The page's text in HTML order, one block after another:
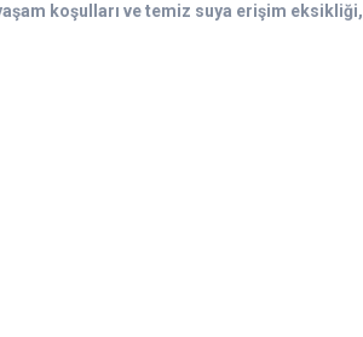
koşulları ve temiz suya erişim eksikliği,